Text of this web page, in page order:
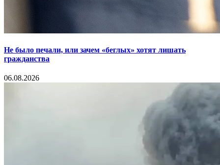
Не было печали, или зачем «беглых» хотят лишать
гражданства
06.08.2026